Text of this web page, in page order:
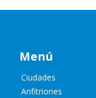
Menú
Ciudades
Anfitriones